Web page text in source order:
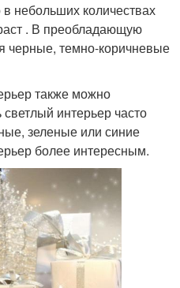
небольших количествах
. В преобладающую
черные, темно-коричневые
также можно
интерьер часто
зеленые или синие
более интересным.